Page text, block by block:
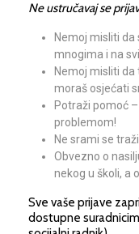
Ne ustručavaj se
Nemoj misliti
mnogima i na
Nemoj misliti
moraš osjećati
Potraži pomoć
problemom!
Ne srami se
Obvezno o
nekog u školi, a
Sve vaše prijave
dostupne